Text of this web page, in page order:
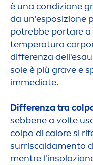
è una condizione
da un'esposizione
potrebbe portare a
temperatura
differenza
sole è più grave e
immediate.
Differenza tra
sebbene a volte
colpo di calore si
surriscaldamento
mentre